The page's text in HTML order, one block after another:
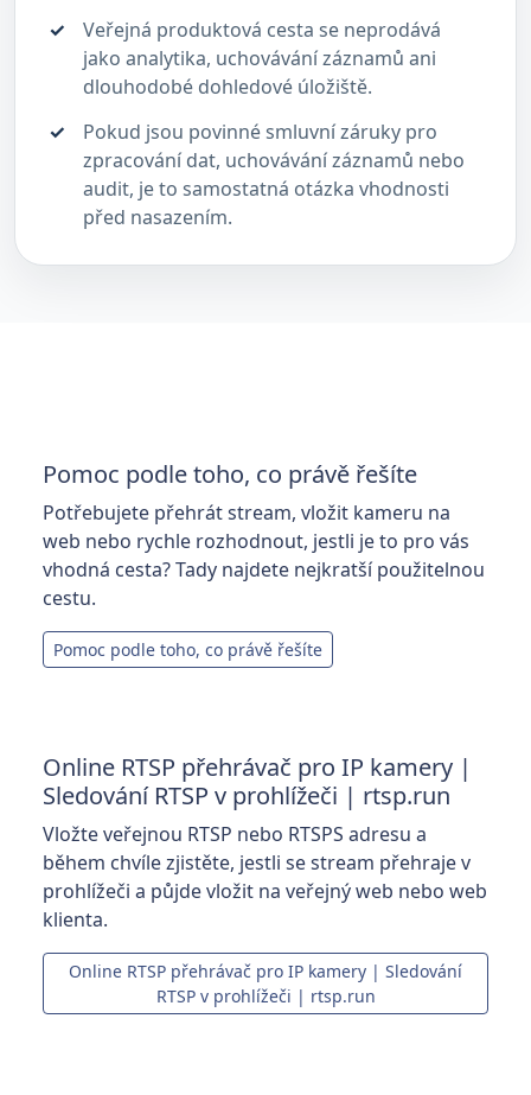
Veřejná produktová cesta se neprodává
jako analytika, uchovávání záznamů ani
dlouhodobé dohledové úložiště.
Pokud jsou povinné smluvní záruky pro
zpracování dat, uchovávání záznamů nebo
audit, je to samostatná otázka vhodnosti
před nasazením.
Pomoc podle toho, co právě řešíte
Potřebujete přehrát stream, vložit kameru na
web nebo rychle rozhodnout, jestli je to pro vás
vhodná cesta? Tady najdete nejkratší použitelnou
cestu.
Pomoc podle toho, co právě řešíte
Online RTSP přehrávač pro IP kamery |
Sledování RTSP v prohlížeči | rtsp.run
Vložte veřejnou RTSP nebo RTSPS adresu a
během chvíle zjistěte, jestli se stream přehraje v
prohlížeči a půjde vložit na veřejný web nebo web
klienta.
Online RTSP přehrávač pro IP kamery | Sledování
RTSP v prohlížeči | rtsp.run